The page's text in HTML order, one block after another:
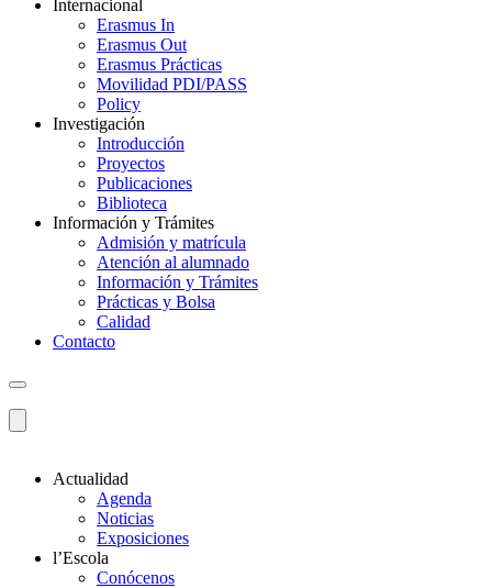
Internacional
Erasmus In
Erasmus Out
Erasmus Prácticas
Movilidad PDI/PASS
Policy
Investigación
Introducción
Proyectos
Publicaciones
Biblioteca
Información y Trámites
Admisión y matrícula
Atención al alumnado
Información y Trámites
Prácticas y Bolsa
Calidad
Contacto
Actualidad
Agenda
Noticias
Exposiciones
l’Escola
Conócenos